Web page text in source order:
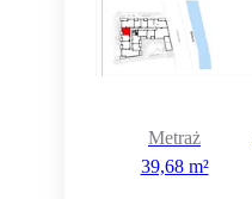
Metraż
39,68 m²